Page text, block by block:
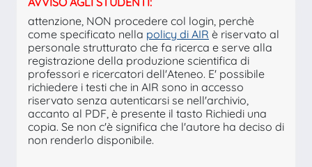
attenzione, NON procedere col login, perchè
come specificato nella policy di AIR è riservato al
personale strutturato che fa ricerca e serve alla
registrazione della produzione scientifica di
professori e ricercatori dell'Ateneo. E' possibile
richiedere i testi che in AIR sono in accesso
riservato senza autenticarsi se nell'archivio,
accanto al PDF, è presente il tasto Richiedi una
copia. Se non c'è significa che l'autore ha deciso di
non renderlo disponibile.